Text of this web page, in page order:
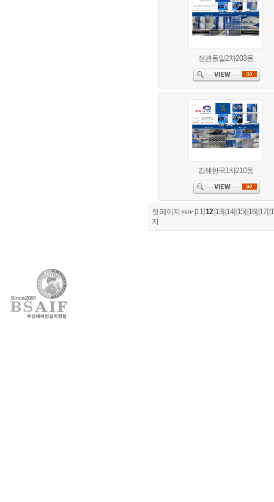
정관동일2차203동
김해한국1차210동
첫 페이지 [11]12 [13] [14] [15] [16] [17]
지